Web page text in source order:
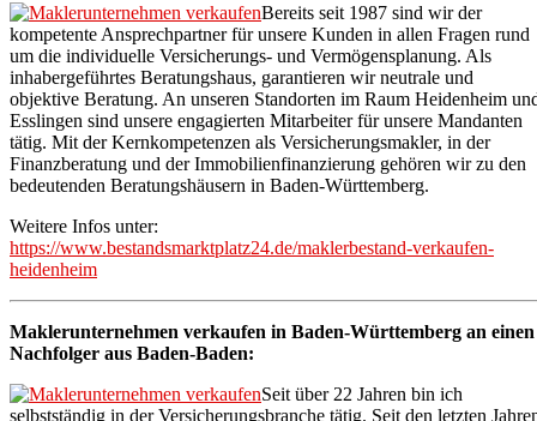
Bereits seit 1987 sind wir der
kompetente Ansprechpartner für unsere Kunden in allen Fragen rund
um die individuelle Versicherungs- und Vermögensplanung. Als
inhabergeführtes Beratungshaus, garantieren wir neutrale und
objektive Beratung. An unseren Standorten im Raum Heidenheim
Esslingen sind unsere engagierten Mitarbeiter für unsere Mandanten
tätig. Mit der Kernkompetenzen als Versicherungsmakler, in der
Finanzberatung und der Immobilienfinanzierung gehören wir zu den
bedeutenden Beratungshäusern in Baden-Württemberg.
Weitere Infos unter:
https://www.bestandsmarktplatz24.de/maklerbestand-verkaufen-
heidenheim
Maklerunternehmen verkaufen in Baden-Württemberg an einen
Nachfolger aus Baden-Baden:
Seit über 22 Jahren bin ich
selbstständig in der Versicherungsbranche tätig. Seit den letzten